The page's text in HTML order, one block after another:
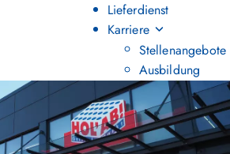
Lieferdienst
Karriere
Stellenangebote
Ausbildung